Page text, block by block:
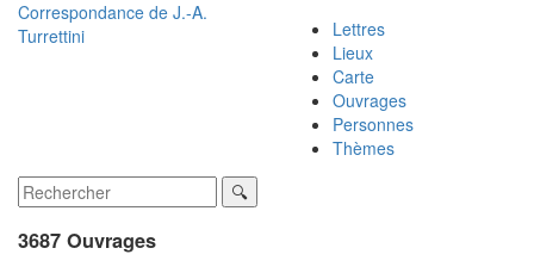
Correspondance de J.-A.
Turrettini
Lettres
Lieux
Carte
Ouvrages
Personnes
Thèmes
3687 Ouvrages